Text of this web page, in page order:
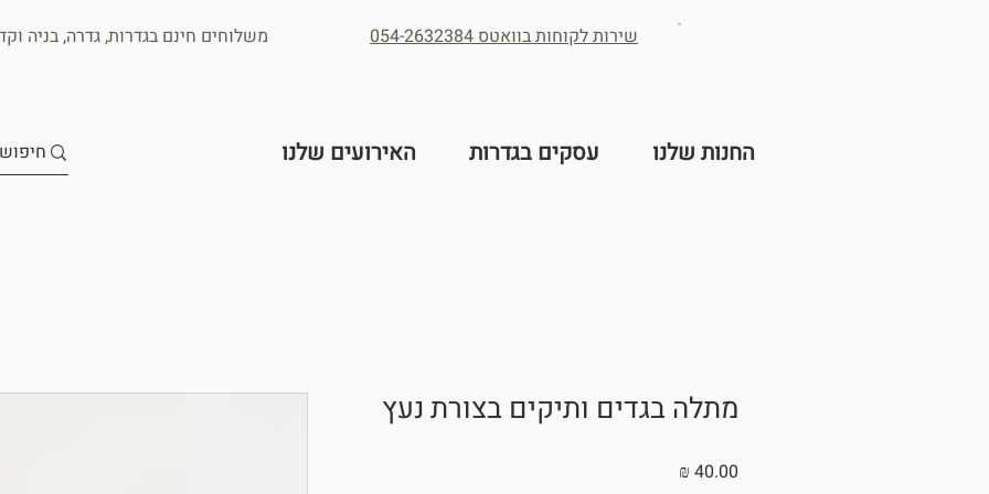
משלוחים חינם בגדרות, גדרה, בניה שירות לקוחות בוואטס 054-2632384
החנות שלנו עסקים בגדרות האירועים שלנו
מתלה בגדים ותיקים בצורת נעץ